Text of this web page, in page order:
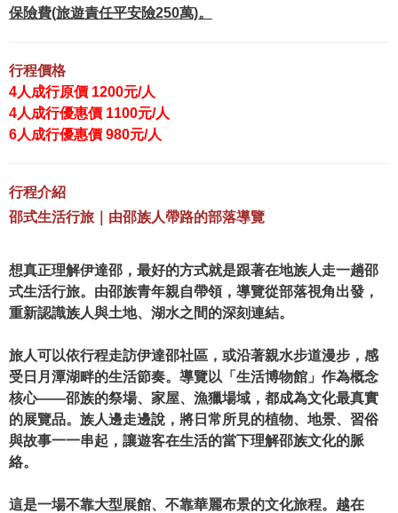
保險費(旅遊責任平安險250萬)。
行程價格
4人成行原價 1200元/人
4人成行優惠價 1100元/人
6人成行優惠價 980元/人
行程介紹
邵式生活行旅｜由邵族人帶路的部落導覽
想真正理解伊達邵，最好的方式就是跟著在地族人走一趟邵
式生活行旅。由邵族青年親自帶領，導覽從部落視角出發，
重新認識族人與土地、湖水之間的深刻連結。
旅人可以依行程走訪伊達邵社區，或沿著親水步道漫步，感
受日月潭湖畔的生活節奏。導覽以「生活博物館」作為概念
核心——邵族的祭場、家屋、漁獵場域，都成為文化最真實
的展覽品。族人邊走邊說，將日常所見的植物、地景、習俗
與故事一一串起，讓遊客在生活的當下理解邵族文化的脈
絡。
這是一場不靠大型展館、不靠華麗布景的文化旅程。越在